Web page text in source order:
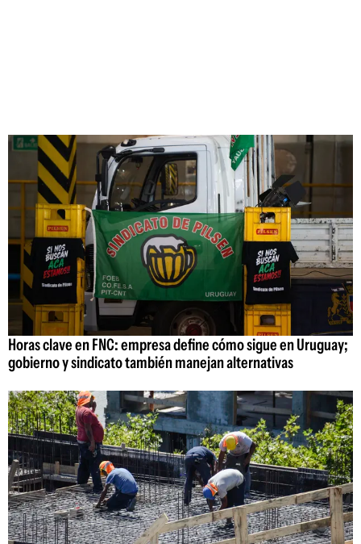
Horas clave en FNC: empresa define cómo sigue en Uruguay;
gobierno y sindicato también manejan alternativas